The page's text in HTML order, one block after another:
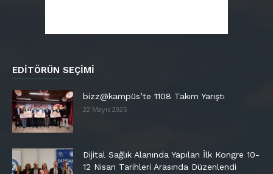
EDITÖRÜN SEÇIMI
bizz@kampüs’te 1108 Takım Yarıştı
22 Mayıs 2025
Dijital Sağlık Alanında Yapılan İlk Kongre 10-
12 Nisan Tarihleri Arasında Düzenlendi